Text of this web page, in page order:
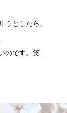
うとしたら、
のです。笑